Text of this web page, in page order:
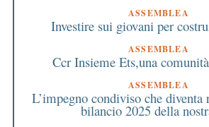
ASSEMBLEA
Investire sui giovani per
ASSEMBLEA
Ccr Insieme Ets,una
ASSEMBLEA
L’impegno condiviso che
bilancio 2025 della